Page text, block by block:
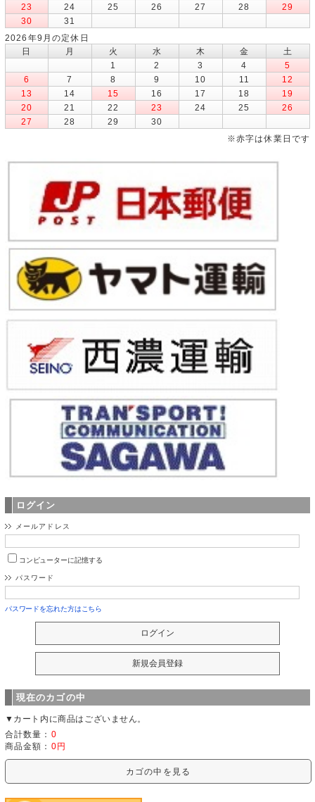
23
24 25 26 27 28
29
30
31
2026年9月の定休日
日
月 火 水 木 金
土
1
2 3 4
5
6
7 8 9 10 11
12
13
14 15 16 17 18
19
20
21 22 23 24 25
26
27
28 29
30
※赤字は休業日です
ログイン
メールアドレス
コンピューターに記憶する
パスワード
パスワードを忘れた方はこちら
現在のカゴの中
▼カート内に商品はございません。
合計数量： 0
商品金額： 0円
カゴの中を見る